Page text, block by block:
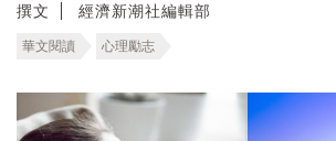
撰文 經濟新潮社編輯部
華文閱讀 心理勵志